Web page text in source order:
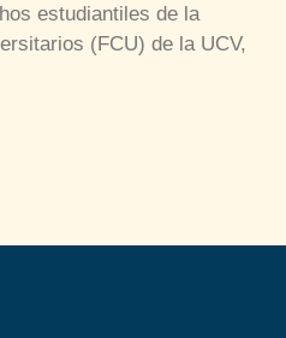
estudiantiles de la
(FCU) de la UCV,